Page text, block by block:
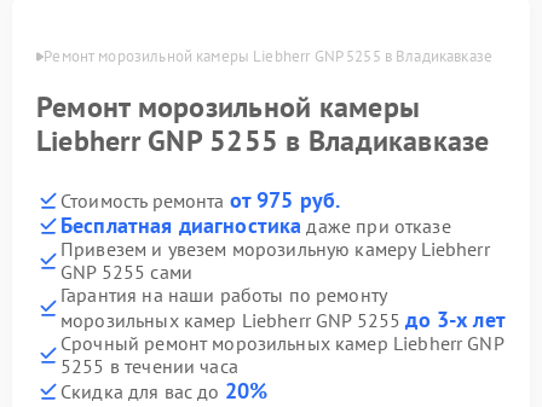
Ремонт морозильной камеры Liebherr GNP 5255 в Владикавказе
Ремонт морозильной камеры
Liebherr GNP 5255 в Владикавказе
Стоимость ремонта от 975 руб.
Бесплатная диагностика даже при отказе
Привезем и увезем морозильную камеру Liebherr
GNP 5255 сами
Гарантия на наши работы по ремонту
морозильных камер Liebherr GNP 5255до 3-х лет
Срочный ремонт морозильных камер Liebherr GNP
5255 в течении часа
Скидка для вас до 20%